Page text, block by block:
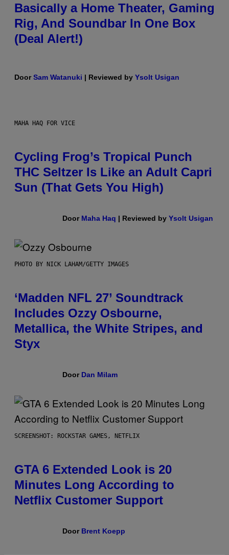
Basically a Home Theater, Gaming
Rig, And Soundbar In One Box
(Deal Alert!)
DoorSam Watanuki | Reviewed by Ysolt Usigan
MAHA HAQ FOR VICE
Cycling Frog’s Tropical Punch
THC Seltzer Is Like an Adult Capri
Sun (That Gets You High)
Door Maha Haq | Reviewed by Ysolt Usigan
PHOTO BY NICK LAHAM/GETTY IMAGES
‘Madden NFL 27’ Soundtrack
Includes Ozzy Osbourne,
Metallica, the White Stripes, and
Styx
Door Dan Milam
SCREENSHOT: ROCKSTAR GAMES, NETFLIX
GTA 6 Extended Look is 20
Minutes Long According to
Netflix Customer Support
Door Brent Koepp